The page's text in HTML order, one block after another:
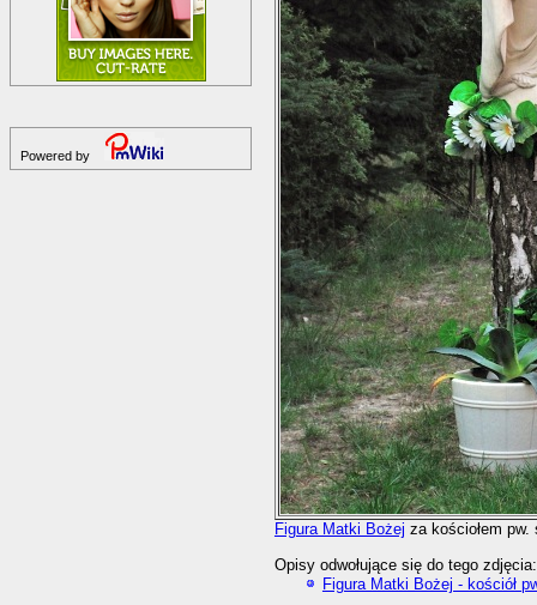
Powered by
Figura Matki Bożej za kościołem pw.
Opisy odwołujące się do tego zdjęcia:
Figura Matki Bożej - kościół